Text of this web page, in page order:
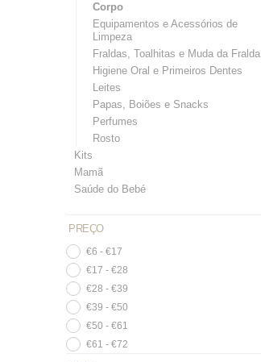
Corpo
Equipamentos e Acessórios de
Limpeza
Fraldas, Toalhitas e Muda da Fralda
Higiene Oral e Primeiros Dentes
Leites
Papas, Boiões e Snacks
Perfumes
Rosto
Kits
Mamã
Saúde do Bebé
PREÇO
€6 - €17
€17 - €28
€28 - €39
€39 - €50
€50 - €61
€61 - €72